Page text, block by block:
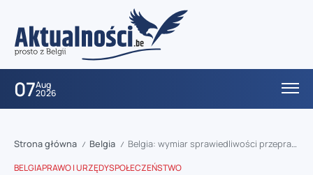
07Aug
2026
Strona główna / Belgia / Belgia: wymiar sprawiedliwości przeprasza rodzinę ofiary brutalnej zbrodni
BELGIAPRAWO I URZĘDYSPOŁECZEŃSTWO